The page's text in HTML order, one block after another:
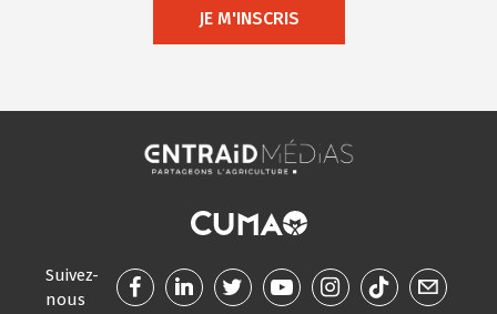
JE M'INSCRIS
Suivez-
nous